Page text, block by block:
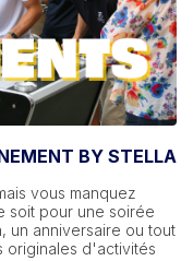
BY STELLA
vous manquez
soit pour une soirée
un anniversaire ou tout
originales d'activités